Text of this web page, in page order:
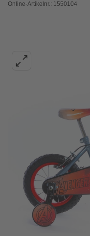
Online-Artikelnr.: 1550104